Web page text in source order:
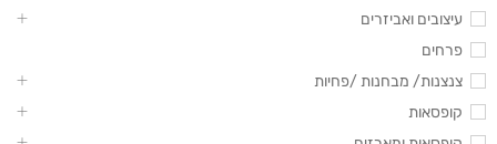
עיצובים ואביזרים
פרחים
צנצנות/ מבחנות /פחיות
קופסאות